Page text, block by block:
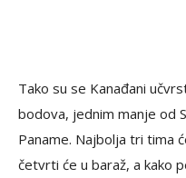
Tako su se Kanađani
bodova, jednim manje od
Paname. Najbolja tri tima
četvrti će u baraž, a kako